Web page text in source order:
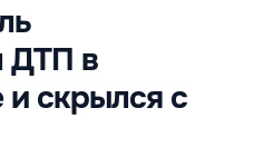
ДТП в
и скрылся с